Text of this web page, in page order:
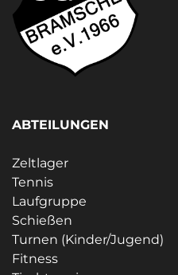
ABTEILUNGEN
Zeltlager
Tennis
Laufgruppe
Schießen
Turnen (Kinder/Jugend)
Fitness